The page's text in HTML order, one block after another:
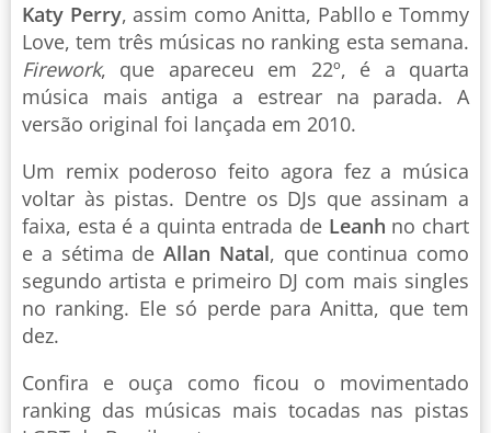
Katy Perry, assim como Anitta, Pabllo e Tommy
Love, tem três músicas no ranking esta semana.
Firework, que apareceu em 22º, é a quarta
música mais antiga a estrear na parada. A
versão original foi lançada em 2010.
Um remix poderoso feito agora fez a música
voltar às pistas. Dentre os DJs que assinam a
faixa, esta é a quinta entrada de Leanh no chart
e a sétima de Allan Natal, que continua como
segundo artista e primeiro DJ com mais singles
no ranking. Ele só perde para Anitta, que tem
dez.
Confira e ouça como ficou o movimentado
ranking das músicas mais tocadas nas pistas